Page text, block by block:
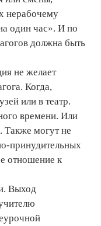
нерабочему
один час». И по
должна быть
не желает
Когда,
или в театр.
времени. Или
Также могут не
принудительных
отношение к
Выход